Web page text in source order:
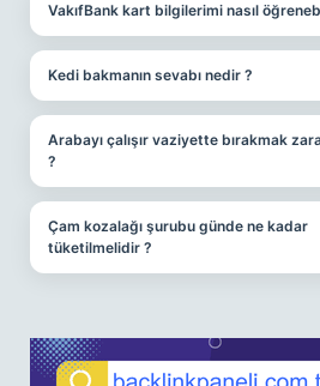
VakıfBank kart bilgilerimi nasıl
Kedi bakmanın sevabı nedir ?
Arabayı çalışır vaziyette bırakmak
?
Çam kozalağı şurubu günde ne kadar
tüketilmelidir ?